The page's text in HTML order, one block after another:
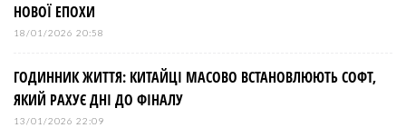
НОВОЇ ЕПОХИ
18/01/2026 20:58
ГОДИННИК ЖИТТЯ: КИТАЙЦІ МАСОВО ВСТАНОВЛЮЮТЬ СОФТ,
ЯКИЙ РАХУЄ ДНІ ДО ФІНАЛУ
13/01/2026 22:09